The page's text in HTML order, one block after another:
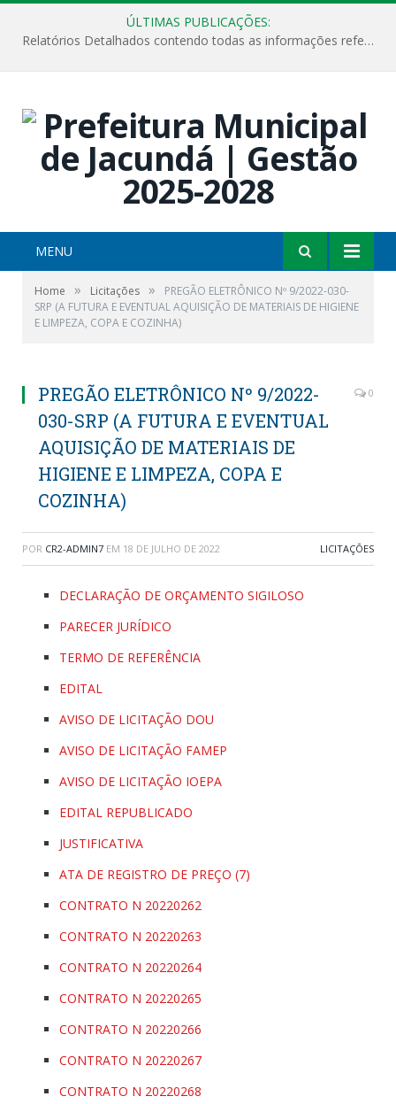
ÚLTIMAS PUBLICAÇÕES:
Relatórios Detalhados contendo todas as informações referentes a execução de recursos destinados ao fomento de projetos culturais no Município de Jacundá entre os anos de 2022 ao presente ano de 2026.
MENU
Home » Licitações »
PREGÃO ELETRÔNICO Nº 9/2022-030-
SRP (A FUTURA E EVENTUAL AQUISIÇÃO DE MATERIAIS DE HIGIENE
E LIMPEZA, COPA E COZINHA)
PREGÃO ELETRÔNICO Nº 9/2022-
030-SRP (A FUTURA E EVENTUAL
AQUISIÇÃO DE MATERIAIS DE
HIGIENE E LIMPEZA, COPA E
COZINHA)
0
POR CR2-ADMIN7 EM 18 DE JULHO DE 2022 LICITAÇÕES
DECLARAÇÃO DE ORÇAMENTO SIGILOSO
PARECER JURÍDICO
TERMO DE REFERÊNCIA
EDITAL
AVISO DE LICITAÇÃO DOU
AVISO DE LICITAÇÃO FAMEP
AVISO DE LICITAÇÃO IOEPA
EDITAL REPUBLICADO
JUSTIFICATIVA
ATA DE REGISTRO DE PREÇO (7)
CONTRATO N 20220262
CONTRATO N 20220263
CONTRATO N 20220264
CONTRATO N 20220265
CONTRATO N 20220266
CONTRATO N 20220267
CONTRATO N 20220268